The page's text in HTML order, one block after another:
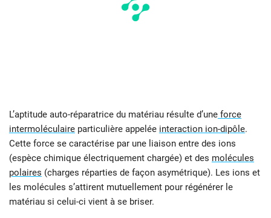
L’aptitude auto-réparatrice du matériau résulte d’une force
intermoléculaire particulière appelée interaction ion-dipôle.
Cette force se caractérise par une liaison entre des ions
(espèce chimique électriquement chargée) et des molécules
polaires (charges réparties de façon asymétrique). Les ions et
les molécules s’attirent mutuellement pour régénérer le
matériau si celui-ci vient à se briser.